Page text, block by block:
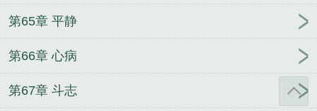
第65章 平静
第66章 心病
第67章 斗志